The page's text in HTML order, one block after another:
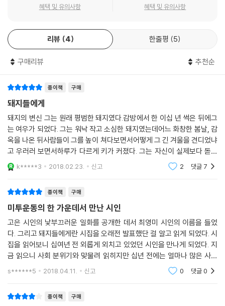
조탁의 탁월함을 엿볼 수 있는 텍스트로서, 시인과 평론가들이 뽑은 최고
원고를 청탁하며 대학 때 찍은 사진을 달라고 부탁했고, 마땅히 줄 사진이
없었던 그는 이에 영감을 얻어 단숨에 시를 써내려갔다. ‘싱그러우며 황폐
했던 청춘’, ‘뻥 뚫린 부재’, ‘빼앗긴 봄날’ 등의 시어를 가만히 곱씹다 보면
온다.
그들의 경기는 유리처럼 투명하다
누가 잘했는지 잘못했는지,
어느 선수가 심판을 속였는지,
수천만의 눈이 지켜보는
운동장에서는 위선이 숨을 구석이 없다.
3부 ‘축구장에서 생각한 육체와 정신’에 실린 일련의 시들도 독특하다. 축
더욱 유쾌하게 읽힌다. 그녀에게 축구는 “누가 잘했는지 잘못했는지,/어느
선수가 심판의 눈을 속였는지,/수천만의 눈이 지켜보는/운동장에서는 거
짓이 통하지 않으며/위선은 숨을 구석이 없”(〈정의는 축구장에만 있다〉)
는 신선한 발견이며, 이미 너무 많은 위선과 거짓으로 덧칠된 세상에서 오
로지 축구만이 “지구 반대편에 사는 어떤 소년도 총을 내려놓고/휘슬이 울
진 ‘축구’란 장르는 어쩌면 관습을 파괴하고 체제에 정면으로 맞서는 그녀
혜택 및 유의사항 혜택 및 유의사항
리뷰 4 한줄평 5
구매리뷰 추천순
종이책 구매
돼지들에게
돼지의 변신 그는 원래 평범한 돼지였다.감방에서 한 이십 년 썩은 뒤에그
는 여우가 되었다. 그는 워낙 작고 소심한 돼지였는데어느 화창한 봄날, 감
옥을 나온 뒤사람들이 그를 높이 쳐다보면서어떻게 그 긴 겨울을 견디었냐
고 우러러 보면서하루가 다르게 키가 커졌다. 그는 자신이 실제보다 돋보
이는 각도를 알고카메라를 들이대면 몸을 틀고머리칼을 쓸어 넘긴다.무슨
말을 하면 학생
k*****3 2018.02.23. 신고 2 댓글 7
종이책 구매
미투운동의 한 가운데서 만난 시인
고은 시인의 낯부끄러운 일화를 공개한 데서 최영미 시인의 이름을 들었
다. 그리고 돼지들에게란 시집을 오래전 발표했단 걸 알고 읽게 되었다. 시
집을 읽어보니 십여년 전 외롭게 외치고 있었던 시인을 만나게 되었다. 지
금 읽으니 사회 분위기와 맞물려 읽히지만 십년 전에는 얼마나 많은 사람
을 불편하게 했을지 보지 않아도 뻔하다.최영미 시인의 목소리에 이제야
s******5 2018.04.11. 신고 0 댓글0
종이책 구매